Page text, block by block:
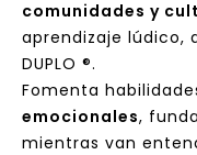
comunidades y
aprendizaje lúdico,
DUPLO ®.
Fomenta
emocionales,
mientras van